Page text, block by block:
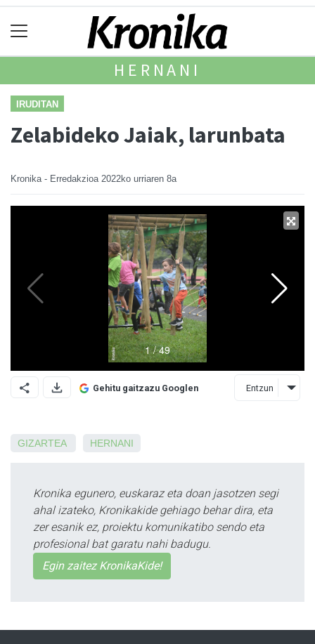
HERNANI
IRUDITAN
Zelabideko Jaiak, larunbata
Kronika - Erredakzioa 2022ko urriaren 8a
Gehitu gaitzazu Googlen Entzun
GIZARTEA HERNANI
Kronika egunero, euskaraz eta doan jasotzen segi
ahal izateko, Kronikakide gehiago behar dira, eta
zer esanik ez, proiektu komunikatibo sendo eta
profesional bat garatu nahi badugu.
Egin zaitez KronikaKide!